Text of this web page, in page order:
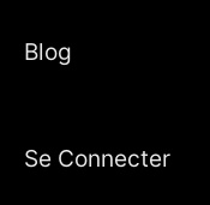
Blog
Se Connecter